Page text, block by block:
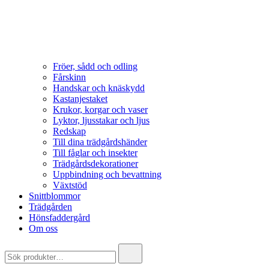
Fröer, sådd och odling
Fårskinn
Handskar och knäskydd
Kastanjestaket
Krukor, korgar och vaser
Lyktor, ljusstakar och ljus
Redskap
Till dina trädgårdshänder
Till fåglar och insekter
Trädgårdsdekorationer
Uppbindning och bevattning
Växtstöd
Snittblommor
Trädgården
Hönsfaddergård
Om oss
for: